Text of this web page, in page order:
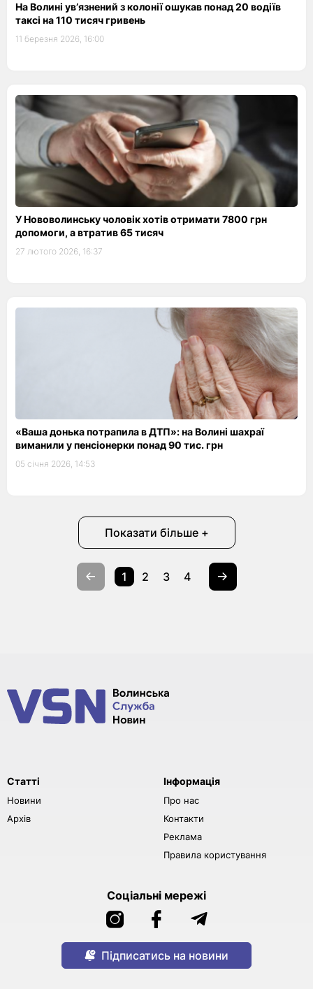
На Волині ув’язнений з колонії ошукав понад 20 водіїв
таксі на 110 тисяч гривень
11 березня 2026, 16:00
У Нововолинську чоловік хотів отримати 7800 грн
допомоги, а втратив 65 тисяч
27 лютого 2026, 16:37
«Ваша донька потрапила в ДТП»: на Волині шахраї
виманили у пенсіонерки понад 90 тис. грн
05 січня 2026, 14:53
Показати більше +
1 2 3 4
Статті
Новини
Архів
Інформація
Про нас
Контакти
Реклама
Правила користування
Соціальні мережі
Підписатись на новини